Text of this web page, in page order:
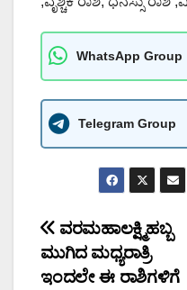
WhatsApp Group
Telegram Group
Post
navigation
ವರಮಹಾಲಕ್ಷ್ಮಿಹಬ್ಬ
ಮುಗಿದ ಮಧ್ಯರಾತ್ರಿ
ಇಂದಲೇ ಈ ರಾಶಿಗಳಿಗೆ